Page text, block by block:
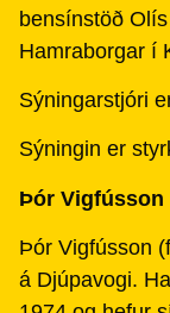
bensínstöð
Hamraborgar í
Sýningarstjóri
Sýningin er
Þór Vigfússon
Þór Vigfússon
á Djúpavogi.